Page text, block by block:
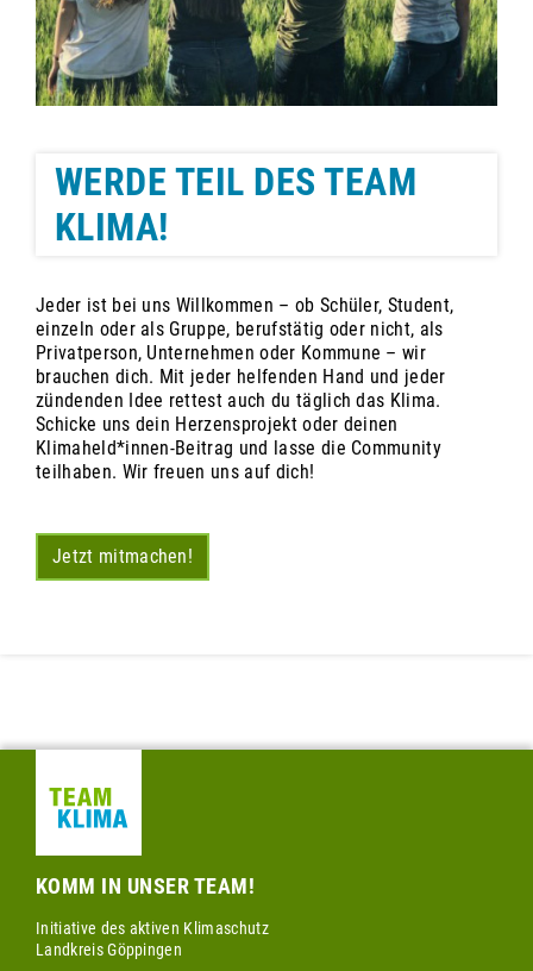
WERDE TEIL DES TEAM
KLIMA!
Jeder ist bei uns Willkommen – ob Schüler, Student,
einzeln oder als Gruppe, berufstätig oder nicht, als
Privatperson, Unternehmen oder Kommune – wir
brauchen dich. Mit jeder helfenden Hand und jeder
zündenden Idee rettest auch du täglich das Klima.
Schicke uns dein Herzensprojekt oder deinen
Klimaheld*innen-Beitrag und lasse die Community
teilhaben. Wir freuen uns auf dich!
Jetzt mitmachen!
KOMM IN UNSER TEAM!
Initiative des aktiven Klimaschutz
Landkreis Göppingen